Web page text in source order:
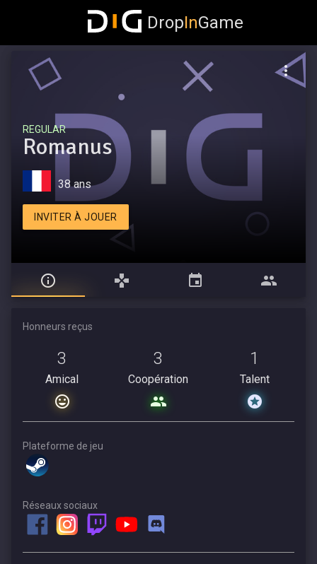
DropInGame
REGULAR
Romanus
38 ans
INVITER À JOUER
Honneurs reçus
3
Amical
3
Coopération
1
Talent
Plateforme de jeu
Réseaux sociaux